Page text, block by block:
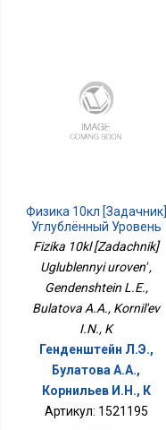
Физика 10кл [Задачник]
Углублённый Уровень
Fizika 10kl [Zadachnik]
Uglublennyi uroven' ,
Gendenshtein L.E.,
Bulatova A.A., Kornil'ev
I.N., K
Генденштейн Л.Э.,
Булатова А.А.,
Корнильев И.Н., К
Артикул: 1521195